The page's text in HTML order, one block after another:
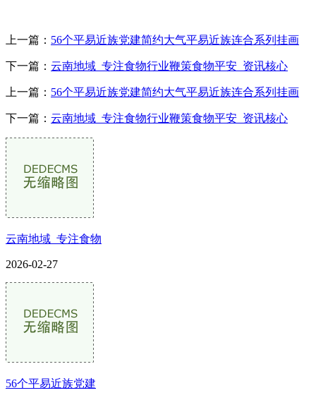
上一篇： 56个平易近族党建简约大气平易近族连合系列挂画
下一篇： 云南地域_专注食物行业鞭策食物平安_资讯核心
上一篇： 56个平易近族党建简约大气平易近族连合系列挂画
下一篇： 云南地域_专注食物行业鞭策食物平安_资讯核心
云南地域_专注食物
2026-02-27
56个平易近族党建